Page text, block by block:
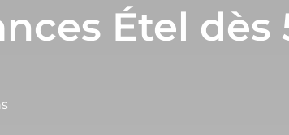
Étel dès